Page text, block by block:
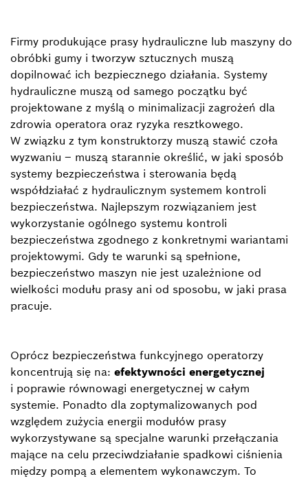
Firmy produkujące prasy hydrauliczne lub maszyny do
obróbki gumy i tworzyw sztucznych muszą
dopilnować ich bezpiecznego działania. Systemy
hydrauliczne muszą od samego początku być
projektowane z myślą o minimalizacji zagrożeń dla
zdrowia operatora oraz ryzyka resztkowego.
W związku z tym konstruktorzy muszą stawić czoła
wyzwaniu – muszą starannie określić, w jaki sposób
systemy bezpieczeństwa i sterowania będą
współdziałać z hydraulicznym systemem kontroli
bezpieczeństwa. Najlepszym rozwiązaniem jest
wykorzystanie ogólnego systemu kontroli
bezpieczeństwa zgodnego z konkretnymi wariantami
projektowymi. Gdy te warunki są spełnione,
bezpieczeństwo maszyn nie jest uzależnione od
wielkości modułu prasy ani od sposobu, w jaki prasa
pracuje.
Oprócz bezpieczeństwa funkcyjnego operatorzy
koncentrują się na: efektywności energetycznej
i poprawie równowagi energetycznej w całym
systemie. Ponadto dla zoptymalizowanych pod
względem zużycia energii modułów prasy
wykorzystywane są specjalne warunki przełączania
mające na celu przeciwdziałanie spadkowi ciśnienia
między pompą a elementem wykonawczym. To